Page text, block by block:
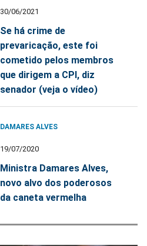
30/06/2021
Se há crime de
prevaricação, este foi
cometido pelos membros
que dirigem a CPI, diz
senador (veja o vídeo)
DAMARES ALVES
19/07/2020
Ministra Damares Alves,
novo alvo dos poderosos
da caneta vermelha